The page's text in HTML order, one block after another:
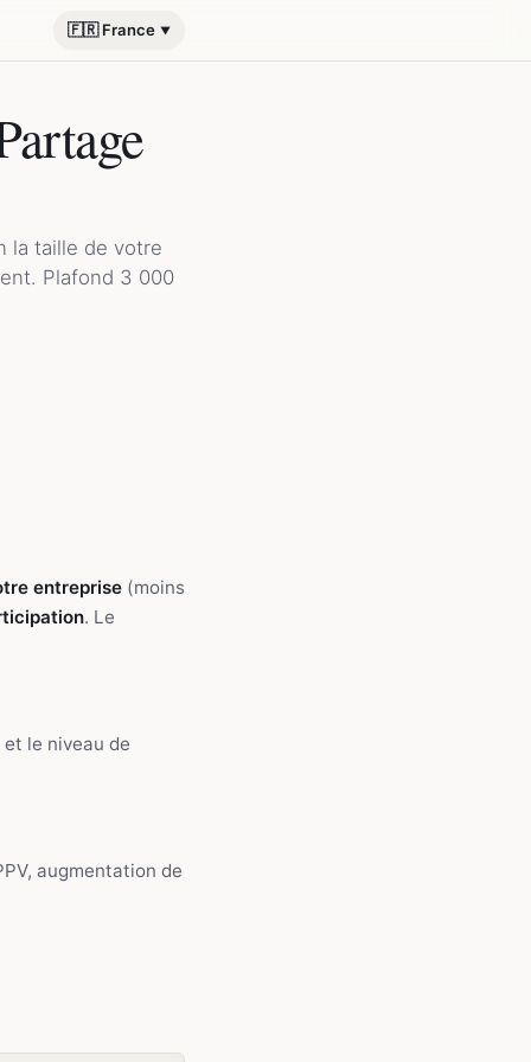
🇫🇷 France
la taille de votre
Plafond 3 000
entreprise (moins
. Le
le niveau de
augmentation de